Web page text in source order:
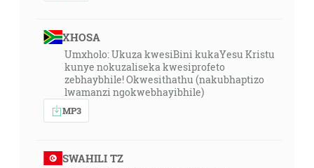
XHOSA
Umxholo: Ukuza kwesiBini kukaYesu Kristu
kunye nokuzaliseka kwesiprofeto
zebhaybhile! Okwesithathu (nakubhaptizo
lwamanzi ngokwebhayibhile)
MP3
SWAHILI TZ